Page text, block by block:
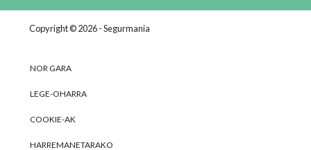
Copyright © 2026 - Segurmania
NOR GARA
LEGE-OHARRA
COOKIE-AK
HARREMANETARAKO